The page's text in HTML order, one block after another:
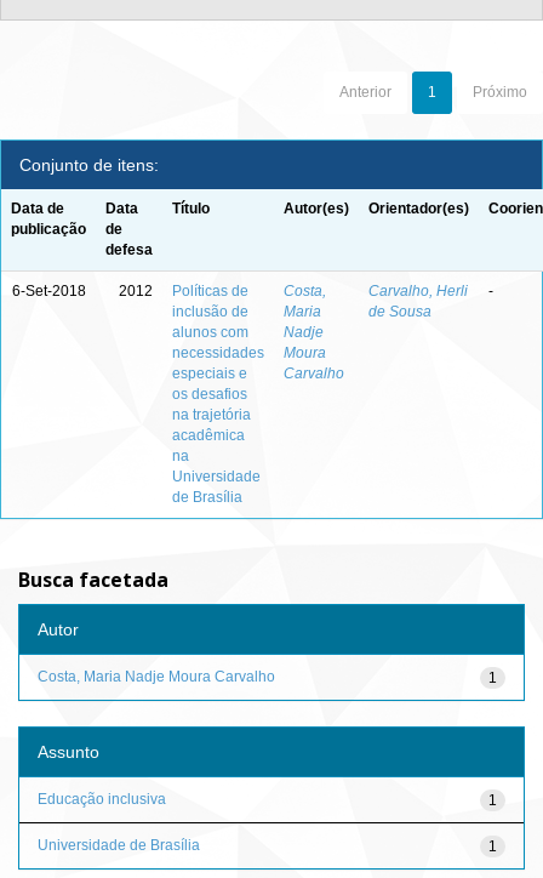
Anterior 1 Próximo
Conjunto de itens:
Data de
publicação
Data
de
defesa
Título Autor(es) Orientador(es)
6-Set-2018 2012
Políticas de
inclusão de
alunos com
necessidades
especiais e
os desafios
na trajetória
acadêmica
na
Universidade
de Brasília
Costa,
Maria
Nadje
Moura
Carvalho
Carvalho, Herli
de Sousa
-
Busca facetada
Autor
1
Costa, Maria Nadje Moura Carvalho
Assunto
1
Educação inclusiva
1
Universidade de Brasília